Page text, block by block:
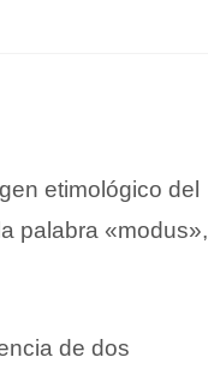
etimológico del
palabra «modus»,
de dos